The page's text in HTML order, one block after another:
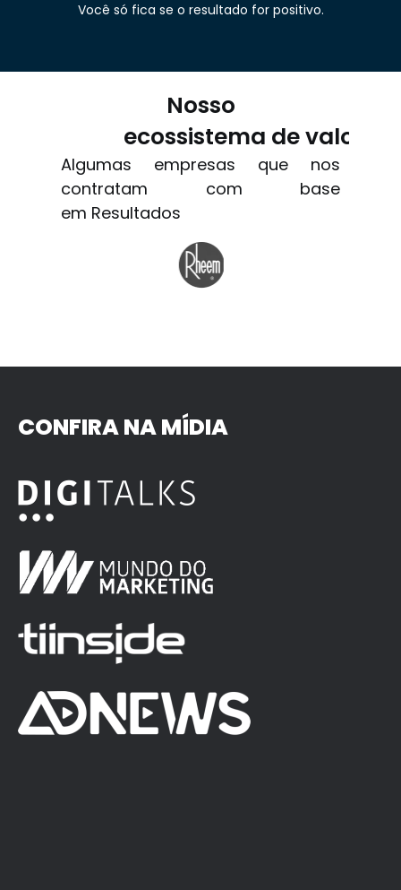
Você só fica se o resultado for positivo.
Nosso
ecossistema de valor
Algumas empresas que nos
contratam com base
em Resultados
CONFIRA NA MÍDIA